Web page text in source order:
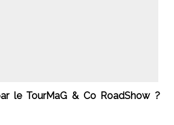
le TourMaG & Co RoadShow ?